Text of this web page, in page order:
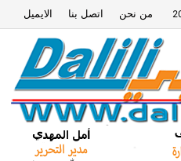
من نحن اتصل بنا الايميل